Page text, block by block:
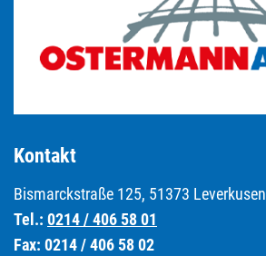
Kontakt
Bismarckstraße 125, 51373 Leverkusen
Tel.: 0214 / 406 58 01
Fax: 0214 / 406 58 02